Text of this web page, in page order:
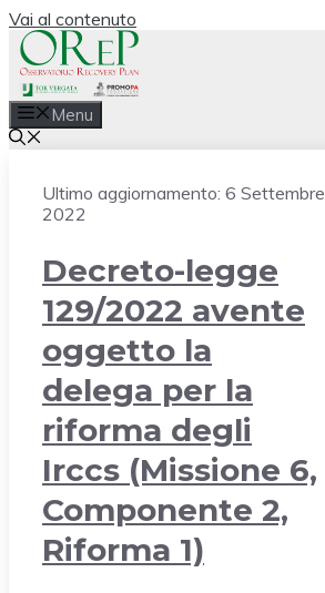
Vai al contenuto
Menu
Ultimo aggiornamento: 6 Settembre
2022
Decreto-legge
129/2022 avente
oggetto la
delega per la
riforma degli
Irccs (Missione 6,
Componente 2,
Riforma 1)